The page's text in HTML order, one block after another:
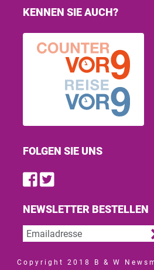
KENNEN SIE AUCH?
FOLGEN SIE UNS
Find us on
Follow us on
NEWSLETTER BESTELLEN
Copyright 2018 B & W